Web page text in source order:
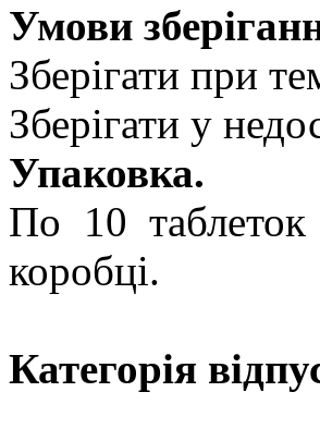
Умови
Зберігати при
Зберігати у
Упаковка.
По 10 таблеток
коробці.
Категорія